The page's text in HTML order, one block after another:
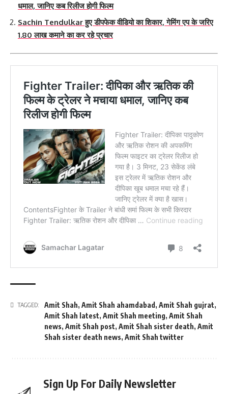
धमाल, जानिए कब रिलीज होगी फिल्म
Sachin Tendulkar हुए डीपफेक वीडियो का शिकार, गेमिंग एप के जरिए
1.80 लाख कमाने का कर रहे प्रचार
TAGGED: Amit Shah, Amit Shah ahamdabad , Amit Shah gujrat,
Amit Shah latest, Amit Shah meeting, Amit Shah
news, Amit Shah post, Amit Shah sister death, Amit
Shah sister death news, Amit Shah twitter
Sign Up For Daily Newsletter